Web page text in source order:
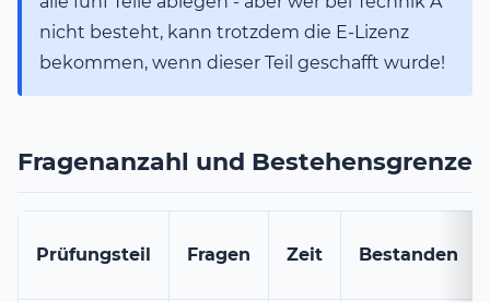
nicht besteht, kann trotzdem die E-Lizenz
bekommen, wenn dieser Teil geschafft wurde!
Fragenanzahl und Bestehensgrenze
Prüfungsteil Fragen Zeit Bestanden